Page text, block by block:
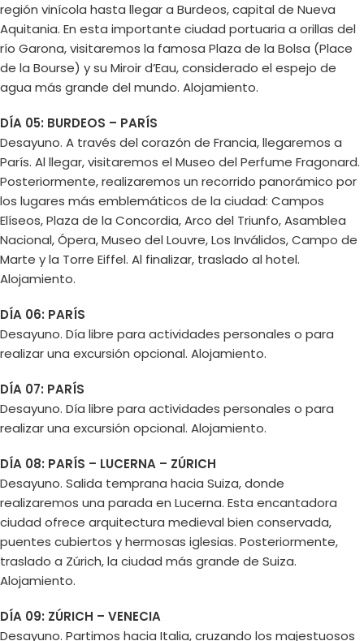
región vinícola hasta llegar a Burdeos, capital de Nueva
Aquitania. En esta importante ciudad portuaria a orillas del
río Garona, visitaremos la famosa Plaza de la Bolsa (Place
de la Bourse) y su Miroir d’Eau, considerado el espejo de
agua más grande del mundo. Alojamiento.
DÍA 05: BURDEOS – PARÍS
Desayuno. A través del corazón de Francia, llegaremos a
París. Al llegar, visitaremos el Museo del Perfume Fragonard.
Posteriormente, realizaremos un recorrido panorámico por
los lugares más emblemáticos de la ciudad: Campos
Elíseos, Plaza de la Concordia, Arco del Triunfo, Asamblea
Nacional, Ópera, Museo del Louvre, Los Inválidos, Campo de
Marte y la Torre Eiffel. Al finalizar, traslado al hotel.
Alojamiento.
DÍA 06: PARÍS
Desayuno. Día libre para actividades personales o para
realizar una excursión opcional. Alojamiento.
DÍA 07: PARÍS
Desayuno. Día libre para actividades personales o para
realizar una excursión opcional. Alojamiento.
DÍA 08: PARÍS – LUCERNA – ZÚRICH
Desayuno. Salida temprana hacia Suiza, donde
realizaremos una parada en Lucerna. Esta encantadora
ciudad ofrece arquitectura medieval bien conservada,
puentes cubiertos y hermosas iglesias. Posteriormente,
traslado a Zúrich, la ciudad más grande de Suiza.
Alojamiento.
DÍA 09: ZÚRICH – VENECIA
Desayuno. Partimos hacia Italia, cruzando los majestuosos